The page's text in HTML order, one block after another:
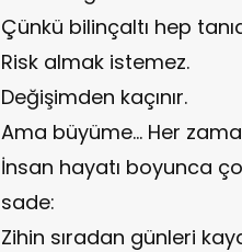
Çünkü bilinçaltı hep
Risk almak istemez.
Değişimden kaçınır.
Ama büyüme… Her
İnsan hayatı boyunca
sade:
Zihin sıradan günleri